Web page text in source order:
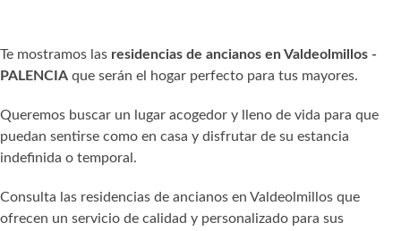
Te mostramos las residencias de ancianos en Valdeolmillos -
PALENCIA que serán el hogar perfecto para tus mayores.
Queremos buscar un lugar acogedor y lleno de vida para que
puedan sentirse como en casa y disfrutar de su estancia
indefinida o temporal.
Consulta las residencias de ancianos en Valdeolmillos que
ofrecen un servicio de calidad y personalizado para sus